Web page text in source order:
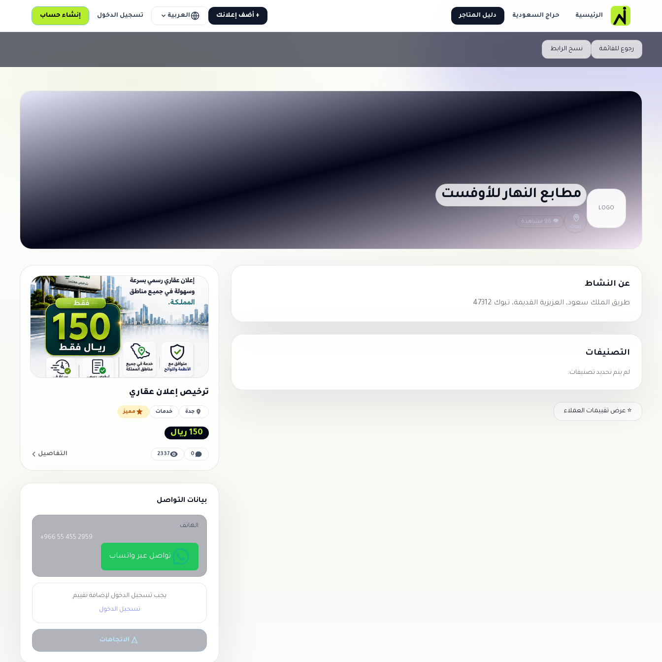
الرئيسية حراج السعودية دليل المتاجر + أضف إعلانك العربية تسجيل الدخول إنشاء حساب
رجوع للقائمة نسخ الرابط
LOGO
مطابع النهار للأوفست
تبوك
👁 96 مشاهدة
عن النشاط
طريق الملك سعود، العزيزية القديمة، تبوك 47312
التصنيفات
لم يتم تحديد تصنيفات.
⭐ عرض تقييمات العملاء
ترخيص إعلان عقاري
جدة خدمات مميز
150 ريال
0
2337 التفاصيل
بيانات التواصل
الهاتف
+966 55 455 2959
تواصل عبر واتساب
يجب تسجيل الدخول لإضافة تقييم
تسجيل الدخول
الاتجاهات